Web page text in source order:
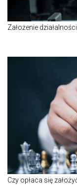
Założenie
Czy opłaca się